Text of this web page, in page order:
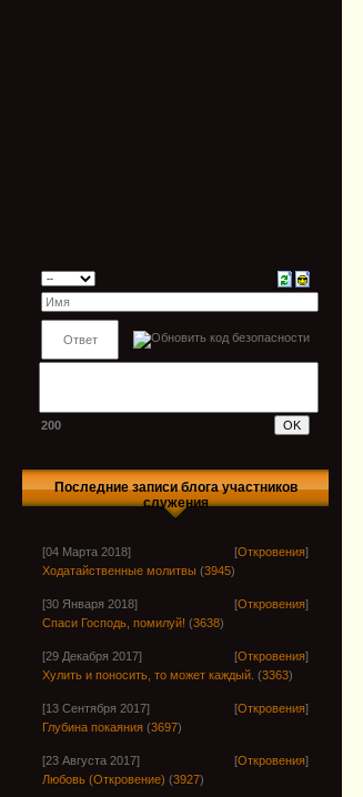
200
Последние записи блога участников
служения
[04 Марта 2018] [Откровения]
Ходатайственные молитвы (3945)
[30 Января 2018] [Откровения]
Спаси Господь, помилуй! (3638)
[29 Декабря 2017] [Откровения]
Хулить и поносить, то может каждый. (3363)
[13 Сентября 2017] [Откровения]
Глубина покаяния (3697)
[23 Августа 2017] [Откровения]
Любовь (Откровение) (3927)